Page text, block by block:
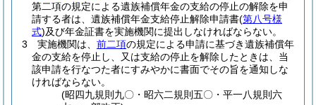
第二項の規定による遺族補償年金の支給の停止の解除を申
請する者は、遺族補償年金支給停止解除申請書(第八号様
式)及び年金証書を実施機関に提出しなければならない。
3
実施機関は、 前二項の規定による申請に基づき遺族補償年
金の支給を停止し、又は支給の停止を解除したときは、当
該申請を行なつた者にすみやかに書面でその旨を通知しな
ければならない。
(昭四九規則九〇・昭六二規則五〇・平一八規則六